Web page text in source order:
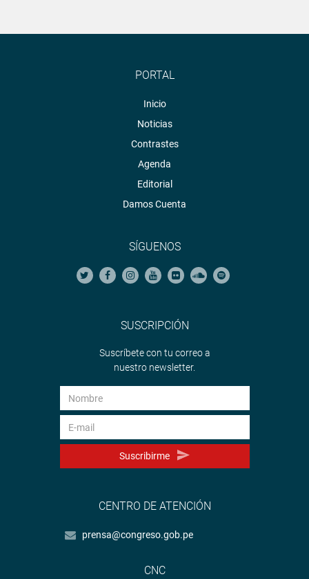
PORTAL
Inicio
Noticias
Contrastes
Agenda
Editorial
Damos Cuenta
SÍGUENOS
SUSCRIPCIÓN
Suscríbete con tu correo a
nuestro newsletter.
Suscribirme
CENTRO DE ATENCIÓN
prensa@congreso.gob.pe
CNC